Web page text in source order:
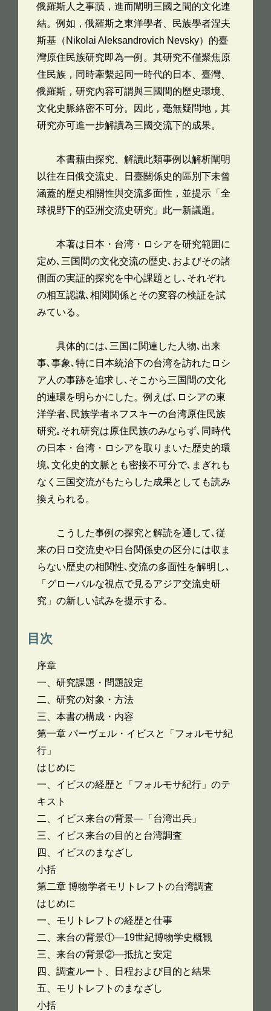
俄羅斯人之事蹟，進而闡明三國之間的文化連
結。例如，俄羅斯之東洋學者、民族學者涅夫
斯基（Nikolai Aleksandrovich Nevsky）的臺
灣原住民族研究即為一例。其研究不僅聚焦原
住民族，同時牽繫起同一時代的日本、臺灣、
俄羅斯，研究內容可謂與三國間的歷史環境、
文化史脈絡密不可分。因此，毫無疑問地，其
研究亦可進一步解讀為三國交流下的成果。
本書藉由探究、解讀此類事例以解析闡明
以往在日俄交流史、日臺關係史的區別下未曾
涵蓋的歷史相關性與交流多面性，並提示「全
球視野下的亞洲交流史研究」此一新議題。
本著は日本・台湾・ロシアを研究範囲に
定め､三国間の文化交流の歴史､およびその諸
側面の実証的探究を中心課題とし､それぞれ
の相互認識､相関関係とその変容の検証を試
みている。
具体的には､三国に関連した人物､出来
事､事象､特に日本統治下の台湾を訪れたロシ
ア人の事跡を追求し､そこから三国間の文化
的連環を明らかにした。例えば､ロシアの東
洋学者､民族学者ネフスキーの台湾原住民族
研究｡それ研究は原住民族のみならず､同時代
の日本・台湾・ロシアを取りまいた歴史的環
境､文化史的文脈とも密接不可分で､まぎれも
なく三国交流がもたらした成果としても読み
換えられる。
こうした事例の探究と解読を通して､従
来の日ロ交流史や日台関係史の区分には収ま
らない歴史の相関性､交流の多面性を解明し､
「グローバルな視点で見るアジア交流史研
究」の新しい試みを提示する。
目次
序章
一、研究課題・問題設定
二、研究の対象・方法
三、本書の構成・内容
第一章 パーヴェル・イビスと「フォルモサ紀
行」
はじめに
一、イビスの経歴と「フォルモサ紀行」のテ
キスト
二、イビス来台の背景―「台湾出兵」
三、イビス来台の目的と台湾調査
四、イビスのまなざし
小括
第二章 博物学者モリトレフトの台湾調査
はじめに
一、モリトレフトの経歴と仕事
二、来台の背景①―19世紀博物学史概観
三、来台の背景②―抵抗と安定
四、調査ルート、日程および目的と結果
五、モリトレフトのまなざし
小括